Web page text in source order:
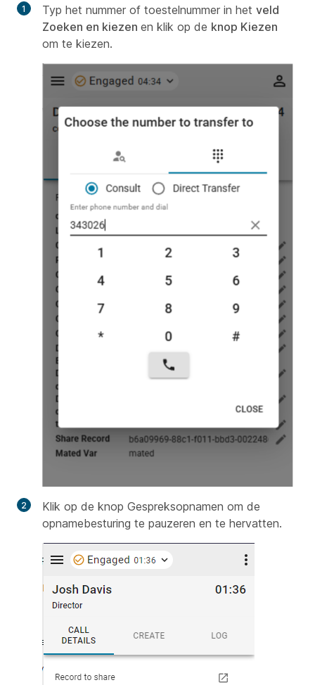
Typ het nummer of toestelnummer in het veld
Zoeken en kiezen en klik op de knop Kiezen
om te kiezen.
Klik op de knop Gespreksopnamen om de
opnamebesturing te pauzeren en te hervatten.